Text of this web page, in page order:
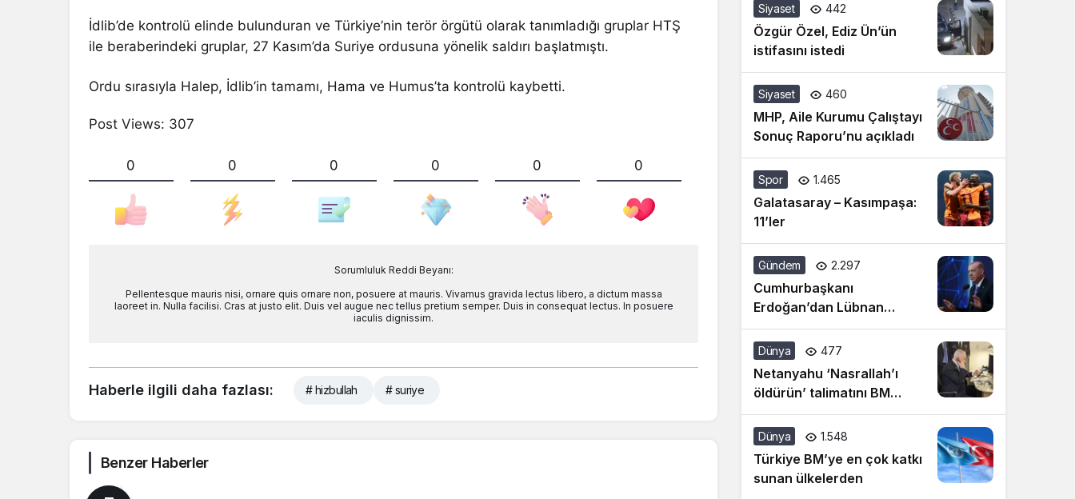
İdlib’de kontrolü elinde bulunduran ve Türkiye’nin terör örgütü olarak tanımladığı gruplar HTŞ
ile beraberindeki gruplar, 27 Kasım’da Suriye ordusuna yönelik saldırı başlatmıştı.
Ordu sırasıyla Halep, İdlib’in tamamı, Hama ve Humus’ta kontrolü kaybetti.
Post Views: 307
0 0 0 0 0 0
Sorumluluk Reddi Beyanı:
Pellentesque mauris nisi, ornare quis ornare non, posuere at mauris. Vivamus gravida lectus libero, a dictum massa
laoreet in. Nulla facilisi. Cras at justo elit. Duis vel augue nec tellus pretium semper. Duis in consequat lectus. In posuere
iaculis dignissim.
Haberle ilgili daha fazlası: # hizbullah # suriye
Benzer Haberler
Siyaset 442
Özgür Özel, Ediz Ün’ün
istifasını istedi
Siyaset 460
MHP, Aile Kurumu Çalıştayı
Sonuç Raporu’nu açıkladı
Spor 1.465
Galatasaray – Kasımpaşa:
11’ler
Gündem 2.297
Cumhurbaşkanı
Erdoğan’dan Lübnan
açıklaması: İsrail’in cinnet
siyasetine artık dur
denilmeli
Dünya 477
Netanyahu ‘Nasrallah’ı
öldürün’ talimatını BM
konuşması öncesi vermiş!
Dünya 1.548
Türkiye BM’ye en çok katkı
sunan ülkelerden